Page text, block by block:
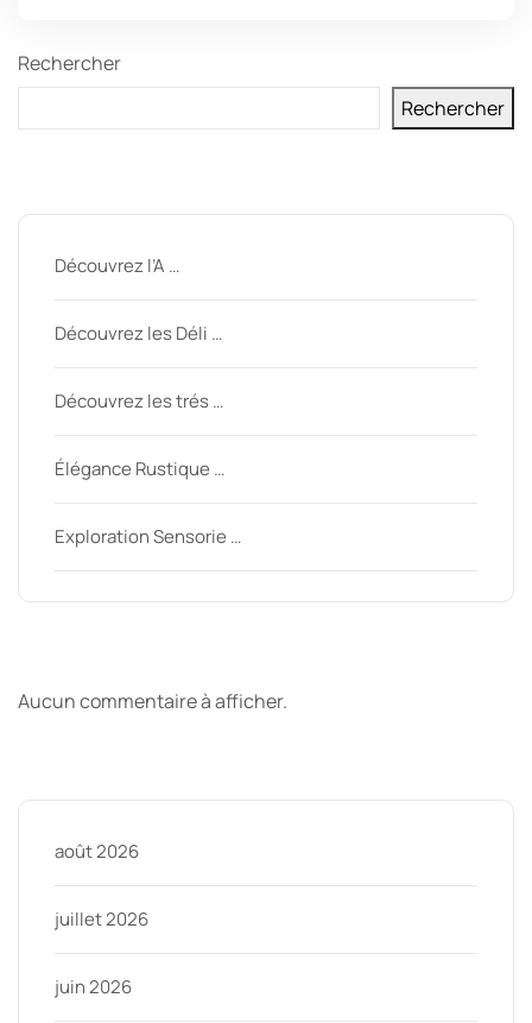
Rechercher
Rechercher
Découvrez l’A …
Découvrez les Déli …
Découvrez les trés …
Élégance Rustique …
Exploration Sensorie …
Aucun commentaire à afficher.
août 2026
juillet 2026
juin 2026